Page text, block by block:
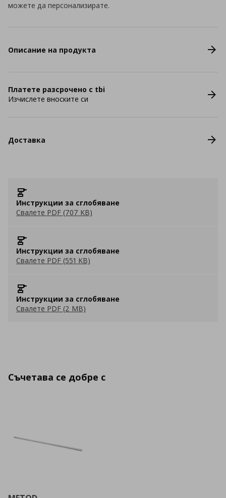
можете да персонализирате.
Описание на продукта
Платете разсрочено с tbi
Изчислете вноските си
Доставка
Инструкции за сглобяване
Свалете PDF (707 KB)
Инструкции за сглобяване
Свалете PDF (551 KB)
Инструкции за сглобяване
Свалете PDF (2 MB)
Съчетава се добре с